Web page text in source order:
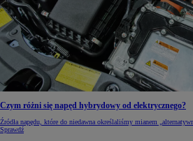
Czym różni się napęd hybrydowy od elektrycznego?
Źródła napędu, które do niedawna określaliśmy mianem
Sprawdź